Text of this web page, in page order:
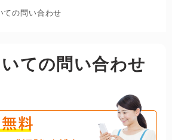
ての問い合わせ
ての問い合わせ